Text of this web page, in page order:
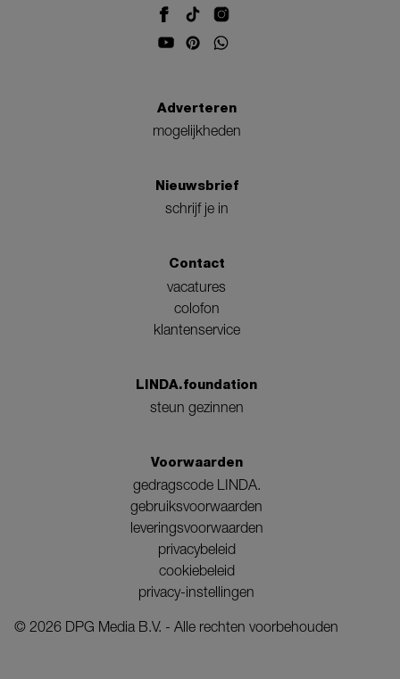
Adverteren
mogelijkheden
Nieuwsbrief
schrijf je in
Contact
vacatures
colofon
klantenservice
LINDA.foundation
steun gezinnen
Voorwaarden
gedragscode LINDA.
gebruiksvoorwaarden
leveringsvoorwaarden
privacybeleid
cookiebeleid
privacy-instellingen
© 2026 DPG Media B.V. - Alle rechten voorbehouden